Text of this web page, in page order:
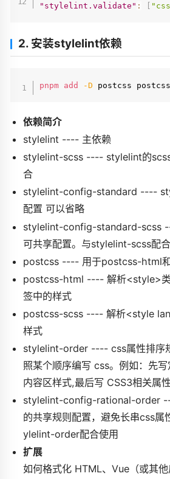
"stylelint.validate" : [
2. 安装stylelint依赖
pnpm add -D
依赖简介
stylelint ---- 主依赖
stylelint-scss ---- stylelint的
合
stylelint-config-standard ----
配置 可以省略
stylelint-config-standard-scss
可共享配置。与stylelint-scss配
postcss ---- 用于postcss-html
postcss-html ---- 解析<style>
签中的样式
postcss-scss ---- 解析<style
样式
stylelint-order ---- css属性排序
照某个顺序编写 css。例如：先
内容区样式,最后写 CSS3相关属性
stylelint-config-rational-order
的共享规则配置，避免长串css属
ylelint-order配合使用
扩展
如何格式化 HTML、Vue（或其